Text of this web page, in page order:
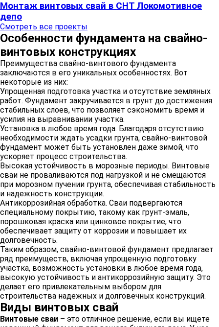
Монтаж винтовых свай в СНТ Локомотивное
депо
Смотреть все проекты
Особенности фундамента на свайно-
винтовых конструкциях
Преимущества свайно-винтового фундамента
заключаются в его уникальных особенностях. Вот
некоторые из них:
Упрощенная подготовка участка и отсутствие земляных
работ. Фундамент закручивается в грунт до достижения
стабильных слоев, что позволяет сэкономить время и
усилия на выравнивании участка.
Установка в любое время года. Благодаря отсутствию
необходимости ждать усадки грунта, свайно-винтовой
фундамент может быть установлен даже зимой, что
ускоряет процесс строительства.
Высокая устойчивость в морозные периоды. Винтовые
сваи не проваливаются под нагрузкой и не смещаются
при морозном пучении грунта, обеспечивая стабильность
и надежность конструкции.
Антикоррозийная обработка. Сваи подвергаются
специальному покрытию, такому как грунт-эмаль,
порошковая краска или цинковое покрытие, что
обеспечивает защиту от коррозии и повышает их
долговечность.
Таким образом, свайно-винтовой фундамент предлагает
ряд преимуществ, включая упрощенную подготовку
участка, возможность установки в любое время года,
высокую устойчивость и антикоррозийную защиту. Это
делает его привлекательным выбором для
строительства надежных и долговечных конструкций.
Виды винтовых свай
Винтовые сваи – это отличное решение, если вы ищете